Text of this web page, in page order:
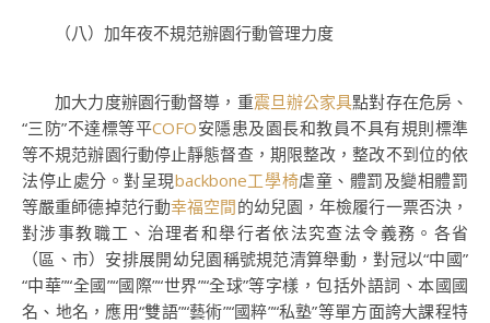
（八）加年夜不規范辦園行動管理力度
加大力度辦園行動督導，重震旦辦公家具點對存在危房、
“三防”不達標等平COFO安隱患及園長和教員不具有規則標準
等不規范辦園行動停止靜態督查，期限整改，整改不到位的依
法停止處分。對呈現backbone工學椅虐童、體罰及變相體罰
等嚴重師德掉范行動幸福空間的幼兒園，年檢履行一票否決，
對涉事教職工、治理者和舉行者依法究查法令義務。各省
（區、市）安排展開幼兒園稱號規范清算舉動，對冠以“中國”
“中華”“全國”“國際”“世界”“全球”等字樣，包括外語詞、本國國
名、地名，應用“雙語”“藝術”“國粹”“私塾”等單方面誇大課程特